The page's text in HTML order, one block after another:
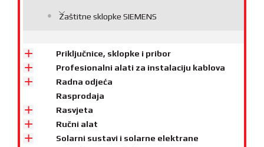
Zaštitne sklopke SIEMENS
Priključnice, sklopke i pribor
Profesionalni alati za instalaciju kablova
Radna odjeća
Rasprodaja
Rasvjeta
Ručni alat
Solarni sustavi i solarne elektrane